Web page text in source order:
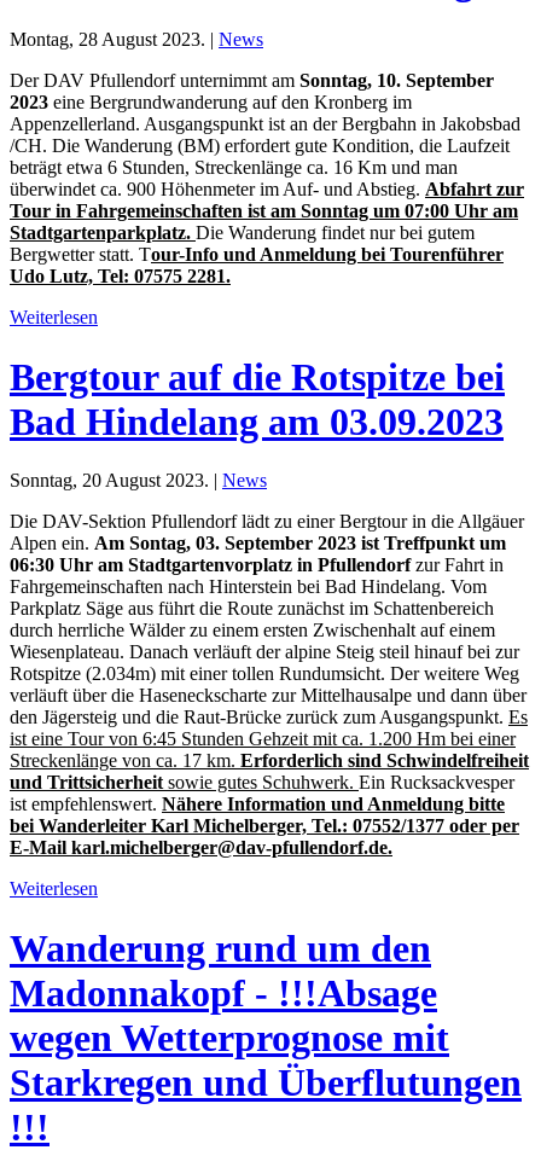
Montag, 28 August 2023. | News
Der DAV Pfullendorf unternimmt am Sonntag, 10. September
2023 eine Bergrundwanderung auf den Kronberg im
Appenzellerland. Ausgangspunkt ist an der Bergbahn in Jakobsbad
/CH. Die Wanderung (BM) erfordert gute Kondition, die Laufzeit
beträgt etwa 6 Stunden, Streckenlänge ca. 16 Km und man
überwindet ca. 900 Höhenmeter im Auf- und Abstieg. Abfahrt zur
Tour in Fahrgemeinschaften ist am Sonntag um 07:00 Uhr am
Stadtgartenparkplatz. Die Wanderung findet nur bei gutem
Bergwetter statt. Tour-Info und Anmeldung bei Tourenführer
Udo Lutz, Tel: 07575 2281.
Weiterlesen
Bergtour auf die Rotspitze bei
Bad Hindelang am 03.09.2023
Sonntag, 20 August 2023. | News
Die DAV-Sektion Pfullendorf lädt zu einer Bergtour in die Allgäuer
Alpen ein. Am Sontag, 03. September 2023 ist Treffpunkt um
06:30 Uhr am Stadtgartenvorplatz in Pfullendorfzur Fahrt in
Fahrgemeinschaften nach Hinterstein bei Bad Hindelang. Vom
Parkplatz Säge aus führt die Route zunächst im Schattenbereich
durch herrliche Wälder zu einem ersten Zwischenhalt auf einem
Wiesenplateau. Danach verläuft der alpine Steig steil hinauf bei zur
Rotspitze (2.034m) mit einer tollen Rundumsicht. Der weitere Weg
verläuft über die Haseneckscharte zur Mittelhausalpe und dann über
den Jägersteig und die Raut-Brücke zurück zum Ausgangspunkt. Es
ist eine Tour von 6:45 Stunden Gehzeit mit ca. 1.200 Hm bei einer
Streckenlänge von ca. 17 km. Erforderlich sind Schwindelfreiheit
und Trittsicherheit sowie gutes Schuhwerk. Ein Rucksackvesper
ist empfehlenswert. Nähere Information und Anmeldung bitte
bei Wanderleiter Karl Michelberger, Tel.: 07552/1377 oder per
E-Mail karl.michelberger@dav-pfullendorf.de.
Weiterlesen
Wanderung rund um den
Madonnakopf - !!!Absage
wegen Wetterprognose mit
Starkregen und Überflutungen
!!!